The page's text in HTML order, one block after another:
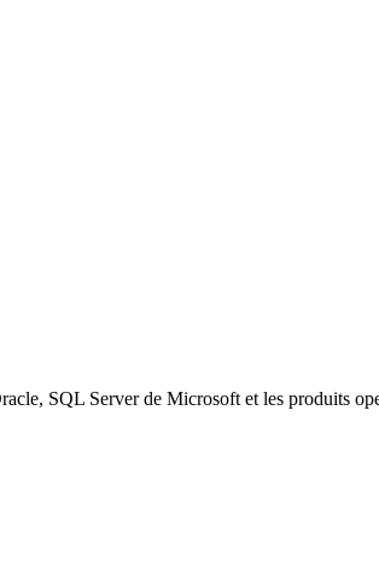
SQL Server de Microsoft et les produits